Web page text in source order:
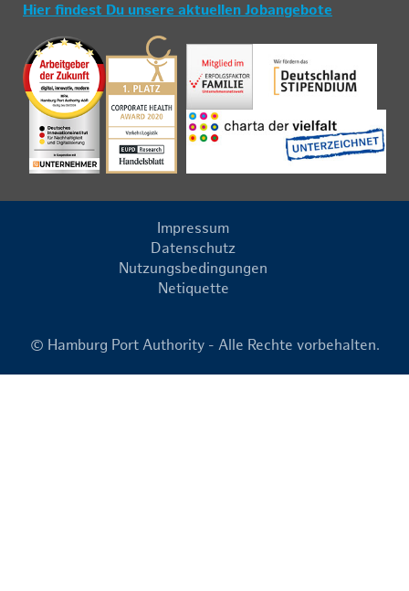
Hier findest Du unsere aktuellen Jobangebote
Impressum
Datenschutz
Nutzungsbedingungen
Netiquette
© Hamburg Port Authority - Alle Rechte vorbehalten.